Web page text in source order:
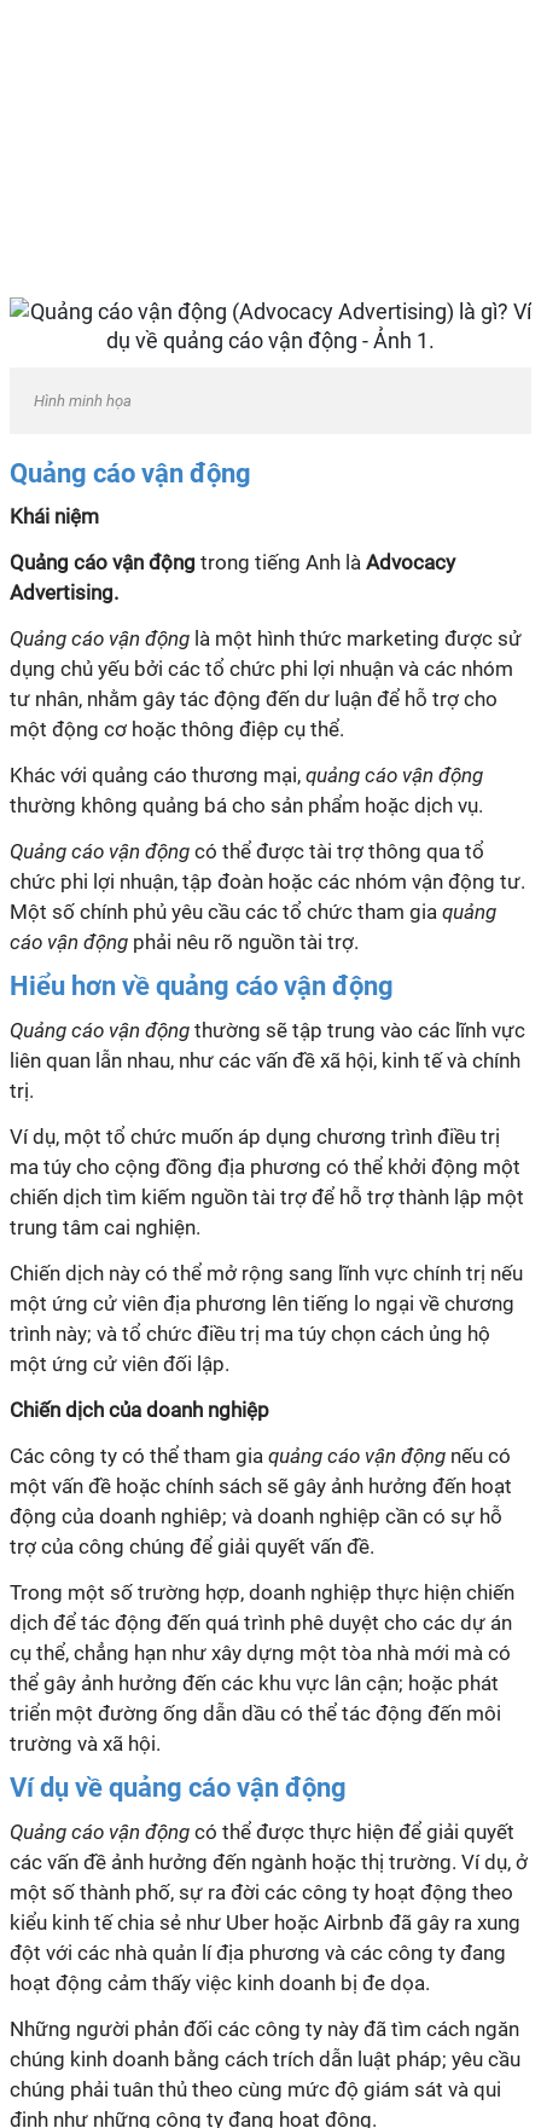
Hình minh họa
Quảng cáo vận động
Khái niệm
Quảng cáo vận động trong tiếng Anh là Advocacy
Advertising.
Quảng cáo vận động là một hình thức marketing được sử
dụng chủ yếu bởi các tổ chức phi lợi nhuận và các nhóm
tư nhân, nhằm gây tác động đến dư luận để hỗ trợ cho
một động cơ hoặc thông điệp cụ thể.
Khác với quảng cáo thương mại, quảng cáo vận động
thường không quảng bá cho sản phẩm hoặc dịch vụ.
Quảng cáo vận động có thể được tài trợ thông qua tổ
chức phi lợi nhuận, tập đoàn hoặc các nhóm vận động tư.
Một số chính phủ yêu cầu các tổ chức tham gia quảng
cáo vận động phải nêu rõ nguồn tài trợ.
Hiểu hơn về quảng cáo vận động
Quảng cáo vận động thường sẽ tập trung vào các lĩnh vực
liên quan lẫn nhau, như các vấn đề xã hội, kinh tế và chính
trị.
Ví dụ, một tổ chức muốn áp dụng chương trình điều trị
ma túy cho cộng đồng địa phương có thể khởi động một
chiến dịch tìm kiếm nguồn tài trợ để hỗ trợ thành lập một
trung tâm cai nghiện.
Chiến dịch này có thể mở rộng sang lĩnh vực chính trị nếu
một ứng cử viên địa phương lên tiếng lo ngại về chương
trình này; và tổ chức điều trị ma túy chọn cách ủng hộ
một ứng cử viên đối lập.
Chiến dịch của doanh nghiệp
Các công ty có thể tham gia quảng cáo vận động nếu có
một vấn đề hoặc chính sách sẽ gây ảnh hưởng đến hoạt
động của doanh nghiêp; và doanh nghiệp cần có sự hỗ
trợ của công chúng để giải quyết vấn đề.
Trong một số trường hợp, doanh nghiệp thực hiện chiến
dịch để tác động đến quá trình phê duyệt cho các dự án
cụ thể, chẳng hạn như xây dựng một tòa nhà mới mà có
thể gây ảnh hưởng đến các khu vực lân cận; hoặc phát
triển một đường ống dẫn dầu có thể tác động đến môi
trường và xã hội.
Ví dụ về quảng cáo vận động
Quảng cáo vận động có thể được thực hiện để giải quyết
các vấn đề ảnh hưởng đến ngành hoặc thị trường. Ví dụ, ở
một số thành phố, sự ra đời các công ty hoạt động theo
kiểu kinh tế chia sẻ như Uber hoặc Airbnb đã gây ra xung
đột với các nhà quản lí địa phương và các công ty đang
hoạt động cảm thấy việc kinh doanh bị đe dọa.
Những người phản đối các công ty này đã tìm cách ngăn
chúng kinh doanh bằng cách trích dẫn luật pháp; yêu cầu
chúng phải tuân thủ theo cùng mức độ giám sát và qui
định như những công ty đang hoạt động.